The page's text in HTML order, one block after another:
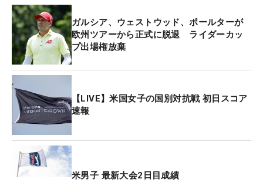
ガルシア、ウェストウッド、ポールターが
欧州ツアーから正式に脱退 ライダーカッ
プ出場権放棄
【LIVE】米国女子の国別対抗戦 初日スコア
速報
米男子 最新大会2日目成績